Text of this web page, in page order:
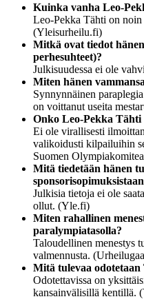
Kuinka vanha Leo-
Leo-Pekka Tähti on
(Yleisurheilu.fi)
Mitkä ovat tiedot
perhesuhteet)?
Julkisuudessa ei ole
Miten hänen
Synnynnäinen
on voittanut useita
Onko Leo-Pekka Tähti
Ei ole virallisesti
valikoidusti kilpailuihin
Suomen
Mitä tiedetään hänen
Julkisia tietoja ei ole
ollut. (Yle.fi)
Miten rahallinen
paralympiatasolla?
Taloudellinen menestys
valmennusta.
Mitä tulevaa
Odotettavissa on
kansainvälisillä kentillä.